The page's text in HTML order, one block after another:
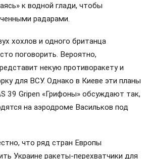
к водной глади, чтобы
радарами.
хохлов и одного британца
поговорить. Вероятно,
некую противоракету и
для ВСУ. Однако в Киеве эти планы
39 Gripen «Грифоны» обсуждают так,
на аэродроме Васильков под
что ряд стран Европы
Украине ракеты-перехватчики для